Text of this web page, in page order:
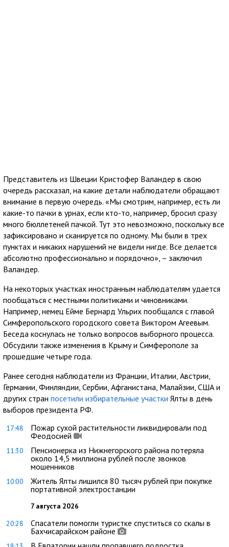
Представитель из Швеции Кристофер Валандер в свою
очередь рассказал, на какие детали наблюдатели обращают
внимание в первую очередь. «Мы смотрим, например, есть ли
какие-то пачки в урнах, если кто-то, например, бросил сразу
много бюллетеней пачкой. Тут это невозможно, поскольку все
зафиксировано и сканируется по одному. Мы были в трех
пунктах и никаких нарушений не видели нигде. Все делается
абсолютно профессионально и порядочно», – заключил
Валандер.
На некоторых участках иностранным наблюдателям удается
пообщаться с местными политиками и чиновниками.
Например, немец Ейме Бернард Ульрих пообщался с главой
Симферопольского городского совета Виктором Агеевым.
Беседа коснулась не только вопросов выборного процесса.
Обсудили также изменения в Крыму и Симферополе за
прошедшие четыре года.
Ранее сегодня наблюдатели из Франции, Италии, Австрии,
Германии, Финляндии, Сербии, Афганистана, Малайзии, США и
других стран посетили избирательные участки Ялты в день
выборов президента РФ.
17:48
Пожар сухой растительности ликвидировали под
Феодосией
11:30
Пенсионерка из Нижнегорского района потеряла
около 14,5 миллиона рублей после звонков
мошенников
10:00
Житель Ялты лишился 80 тысяч рублей при покупке
портативной электростанции
7 августа 2026
20:28
Спасатели помогли туристке спуститься со скалы в
Бахчисарайском районе